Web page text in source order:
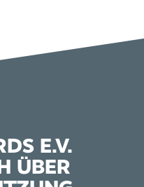
E.V.
ÜBER